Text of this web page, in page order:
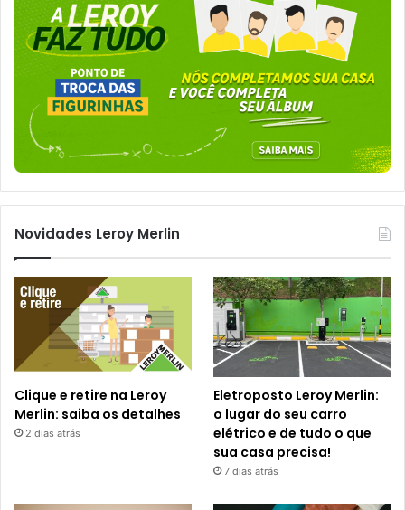
Novidades Leroy Merlin
Clique e retire na Leroy
Merlin: saiba os detalhes
2 dias atrás
Eletroposto Leroy Merlin:
o lugar do seu carro
elétrico e de tudo o que
sua casa precisa!
7 dias atrás